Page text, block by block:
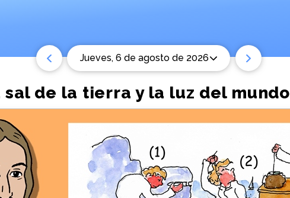
jueves, 6 de agosto de 2026
sal de la tierra y la luz del mundo